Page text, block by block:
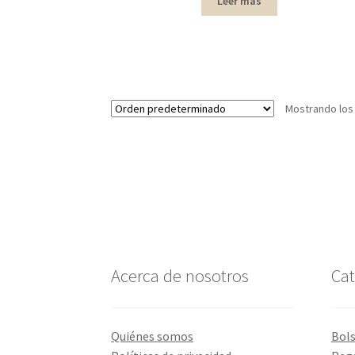
Mostrando
Acerca de nosotros
Quiénes somos